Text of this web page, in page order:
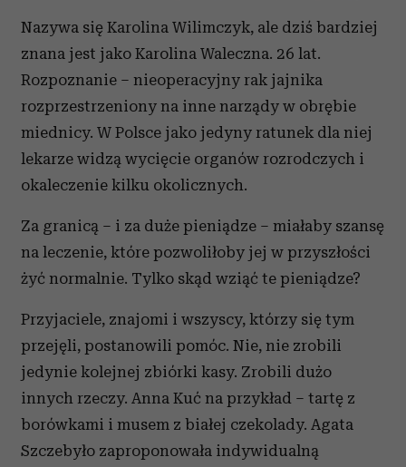
Nazywa się Karolina Wilimczyk, ale dziś bardziej
znana jest jako Karolina Waleczna. 26 lat.
Rozpoznanie – nieoperacyjny rak jajnika
rozprzestrzeniony na inne narządy w obrębie
miednicy. W Polsce jako jedyny ratunek dla niej
lekarze widzą wycięcie organów rozrodczych i
okaleczenie kilku okolicznych.
Za granicą – i za duże pieniądze – miałaby szansę
na leczenie, które pozwoliłoby jej w przyszłości
żyć normalnie. Tylko skąd wziąć te pieniądze?
Przyjaciele, znajomi i wszyscy, którzy się tym
przejęli, postanowili pomóc. Nie, nie zrobili
jedynie kolejnej zbiórki kasy. Zrobili dużo
innych rzeczy. Anna Kuć na przykład – tartę z
borówkami i musem z białej czekolady. Agata
Szczebyło zaproponowała indywidualną